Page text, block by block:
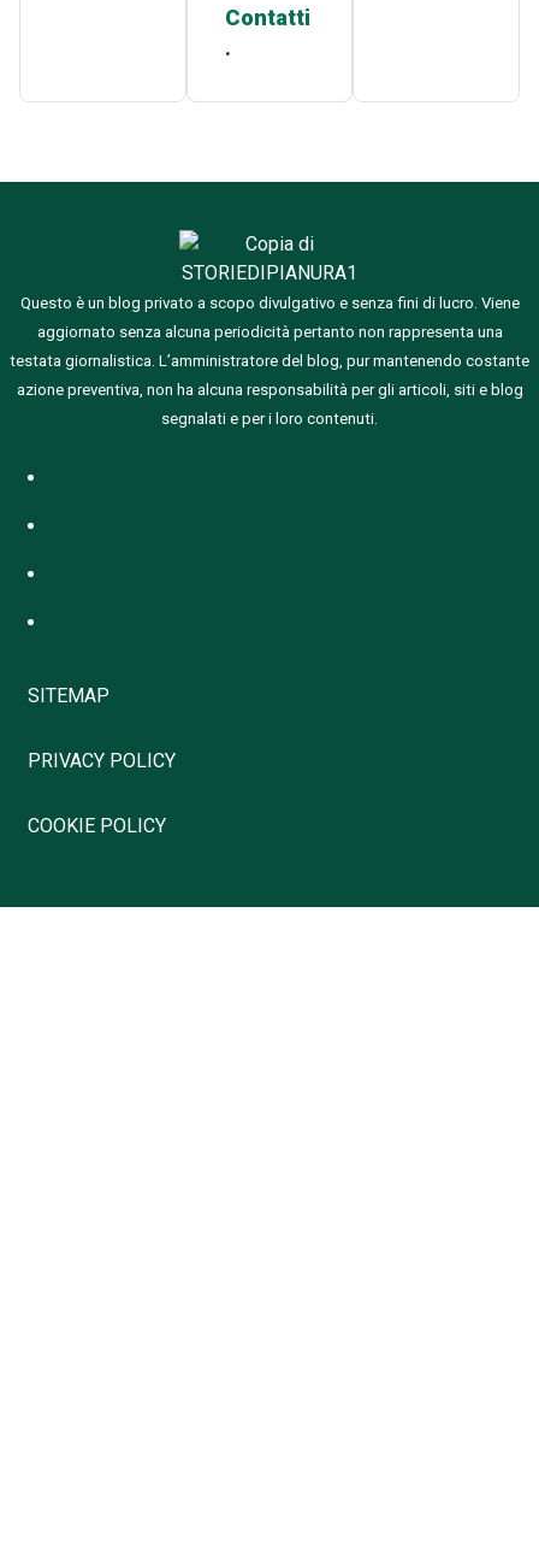
Contatti
.
Questo è un blog privato a scopo divulgativo e senza fini di lucro. Viene
aggiornato senza alcuna periodicità pertanto non rappresenta una
testata giornalistica. L’amministratore del blog, pur mantenendo costante
azione preventiva, non ha alcuna responsabilità per gli articoli, siti e blog
segnalati e per i loro contenuti.
SITEMAP
PRIVACY POLICY
COOKIE POLICY